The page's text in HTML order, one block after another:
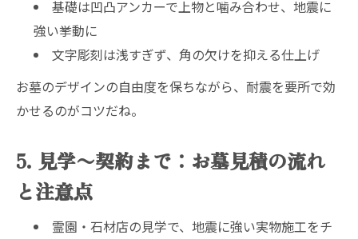
基礎は凹凸アンカーで上物と噛み合わせ、地震に
強い挙動に
文字彫刻は浅すぎず、角の欠けを抑える仕上げ
お墓のデザインの自由度を保ちながら、耐震を要所で効
かせるのがコツだね。
5. 見学〜契約まで：お墓見積の流れ
と注意点
霊園・石材店の見学で、地震に強い実物施工をチ